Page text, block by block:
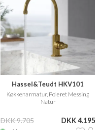
Hassel&Teudt HKV101
Køkkenarmatur, Poleret Messing
Natur
DKK 9.705 DKK 4.195